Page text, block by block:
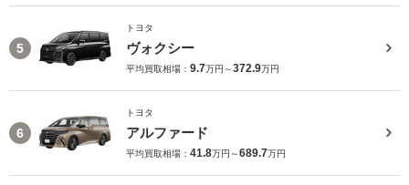
5
トヨタ
ヴォクシー
平均買取相場： 9.7万円～372.9万円
6
トヨタ
アルファード
平均買取相場： 41.8万円～689.7万円